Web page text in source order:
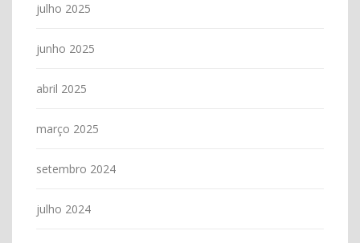
julho 2025
junho 2025
abril 2025
março 2025
setembro 2024
julho 2024